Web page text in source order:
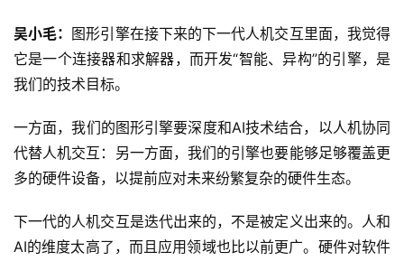
吴小毛： 图形引擎在接下来的下一代人机交互里面，我觉得
它是一个连接器和求解器，而开发“智能、异构”的引擎，是
我们的技术目标。
一方面，我们的图形引擎要深度和AI技术结合，以人机协同
代替人机交互：另一方面，我们的引擎也要能够足够覆盖更
多的硬件设备，以提前应对未来纷繁复杂的硬件生态。
下一代的人机交互是迭代出来的，不是被定义出来的。人和
AI的维度太高了，而且应用领域也比以前更广。硬件对软件